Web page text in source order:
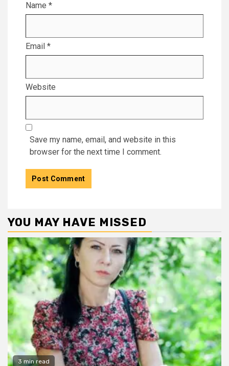
Name *
Email *
Website
Save my name, email, and website in this
browser for the next time I comment.
YOU MAY HAVE MISSED
3 min read